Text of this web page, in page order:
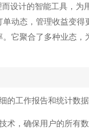
设计的智能工具，
动态，管理收益变
它聚合了多种业态
的工作报告和统计数
术，确保用户的所有